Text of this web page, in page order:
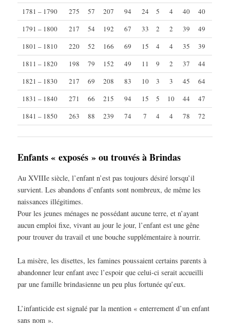
1781 – 1790
275 57 207 94 24 5 4 40
40
1791 – 1800
217 54 192 67 33 2 2 39
49
1801 – 1810
220 52 166 69 15 4 4 35
39
1811 – 1820
198 79 152 49 11 9 2 37
44
1821 – 1830
217 69 208 83 10 3 3 45
64
1831 – 1840
271 66 215 94 15 5 10 44
47
1841 – 1850
263 88 239 74 7 4 4 78 72
Enfants « exposés » ou trouvés à Brindas
Au XVIIIe siècle, l’enfant n’est pas toujours désiré lorsqu’il
survient. Les abandons d’enfants sont nombreux, de même les
naissances illégitimes.
Pour les jeunes ménages ne possédant aucune terre, et n’ayant
aucun emploi fixe, vivant au jour le jour, l’enfant est une gêne
pour trouver du travail et une bouche supplémentaire à nourrir.
La misère, les disettes, les famines poussaient certains parents à
abandonner leur enfant avec l’espoir que celui-ci serait accueilli
par une famille brindasienne un peu plus fortunée qu’eux.
L’infanticide est signalé par la mention « enterrement d’un enfant
sans nom ».